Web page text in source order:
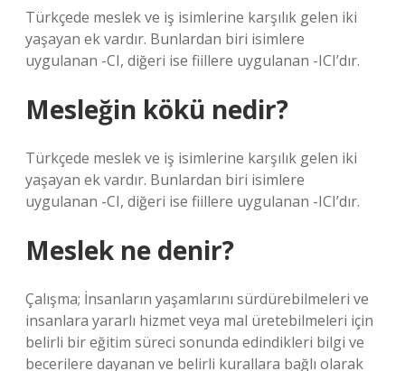
Türkçede meslek ve iş isimlerine karşılık gelen iki
yaşayan ek vardır. Bunlardan biri isimlere
uygulanan -CI, diğeri ise fiillere uygulanan -ICI’dır.
Mesleğin kökü nedir?
Türkçede meslek ve iş isimlerine karşılık gelen iki
yaşayan ek vardır. Bunlardan biri isimlere
uygulanan -CI, diğeri ise fiillere uygulanan -ICI’dır.
Meslek ne denir?
Çalışma; İnsanların yaşamlarını sürdürebilmeleri ve
insanlara yararlı hizmet veya mal üretebilmeleri için
belirli bir eğitim süreci sonunda edindikleri bilgi ve
becerilere dayanan ve belirli kurallara bağlı olarak